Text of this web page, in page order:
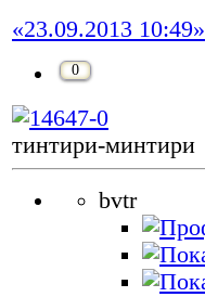
«23.09.2013 10:49»
0
тинтири-минтири
bvtr